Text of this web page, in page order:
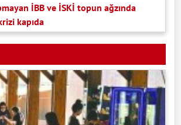
İBB ve İSKİ topun ağzında
kapıda